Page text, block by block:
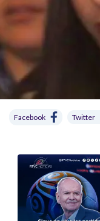
Facebook Twitter